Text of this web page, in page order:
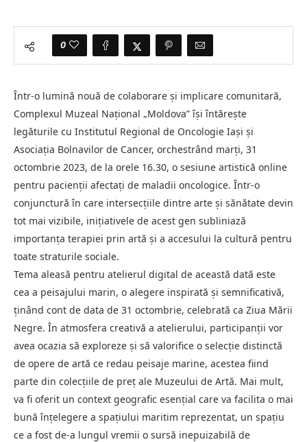
0
Într-o lumină nouă de colaborare și implicare comunitară,
Complexul Muzeal Național „Moldova” își întărește
legăturile cu Institutul Regional de Oncologie Iași și
Asociația Bolnavilor de Cancer, orchestrând marți, 31
octombrie 2023, de la orele 16.30, o sesiune artistică online
pentru pacienții afectați de maladii oncologice. Într-o
conjunctură în care intersecțiile dintre arte și sănătate devin
tot mai vizibile, inițiativele de acest gen subliniază
importanța terapiei prin artă și a accesului la cultură pentru
toate straturile sociale.
Tema aleasă pentru atelierul digital de această dată este
cea a peisajului marin, o alegere inspirată și semnificativă,
ținând cont de data de 31 octombrie, celebrată ca Ziua Mării
Negre. În atmosfera creativă a atelierului, participanții vor
avea ocazia să exploreze și să valorifice o selecție distinctă
de opere de artă ce redau peisaje marine, acestea fiind
parte din colecțiile de preț ale Muzeului de Artă. Mai mult,
va fi oferit un context geografic esențial care va facilita o mai
bună înțelegere a spațiului maritim reprezentat, un spațiu
ce a fost de-a lungul vremii o sursă inepuizabilă de